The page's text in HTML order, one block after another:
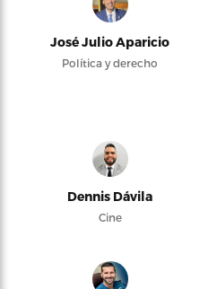
José Julio Aparicio
Política y derecho
Dennis Dávila
Cine